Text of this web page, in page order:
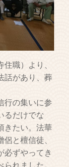
職）より、
話があり、葬
行の集いに参
るだけでな
きたい。法華
と檀信徒、
必ずやってき
れました。